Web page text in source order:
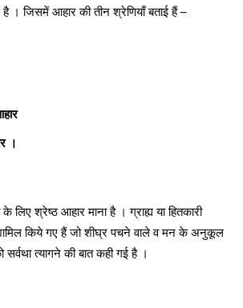
। जिसमें आहार की तीन श्रेणियाँ बताई हैं –
।
के लिए श्रेष्ठ आहार माना है । ग्राह्य या हितकारी
किये गए हैं जो शीघ्र पचने वाले व मन के अनुकूल
सर्वथा त्यागने की बात कही गई है ।